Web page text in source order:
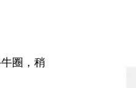
圈，稍